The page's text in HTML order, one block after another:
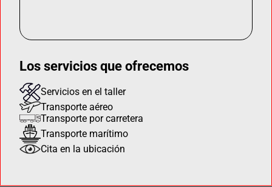
Los servicios que ofrecemos
Servicios en el taller
Transporte aéreo
Transporte por carretera
Transporte marítimo
Cita en la ubicación